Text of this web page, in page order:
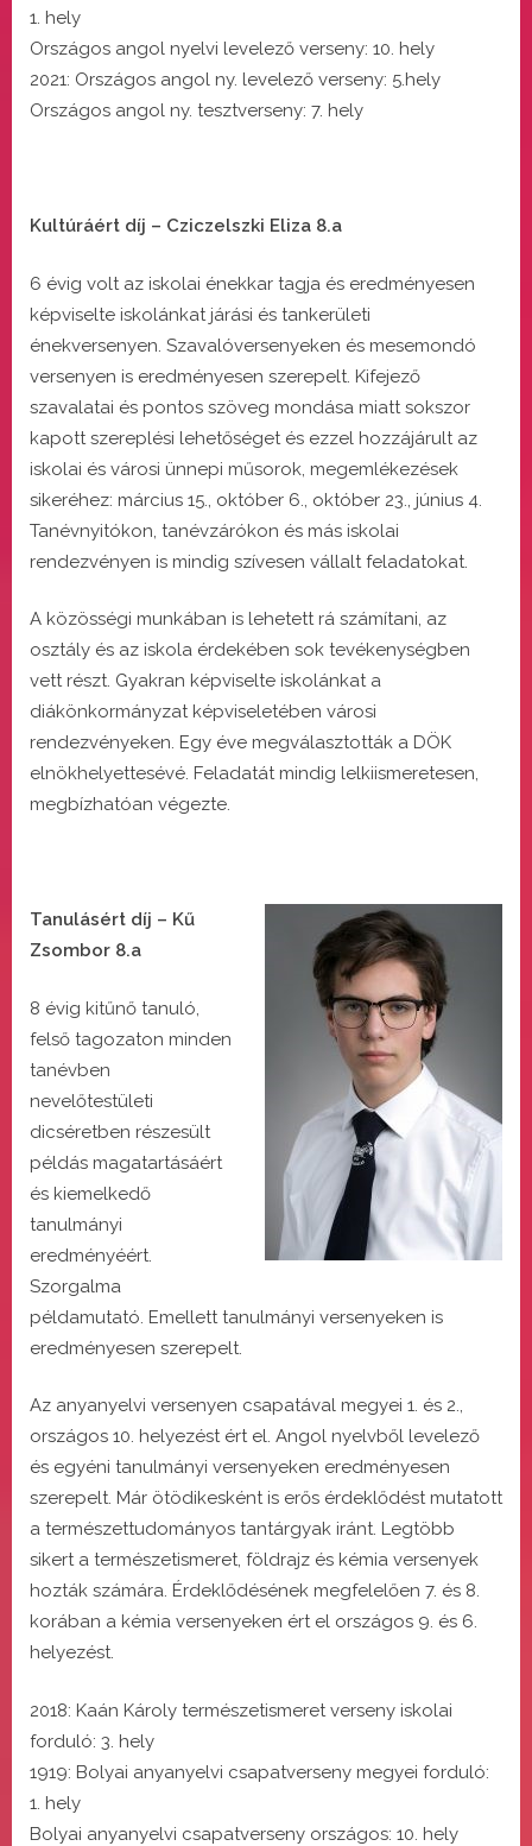
1. hely
Országos angol nyelvi levelező verseny: 10. hely
2021: Országos angol ny. levelező verseny: 5.hely
Országos angol ny. tesztverseny: 7. hely
Kultúráért díj – Cziczelszki Eliza 8.a
6 évig volt az iskolai énekkar tagja és eredményesen
képviselte iskolánkat járási és tankerületi
énekversenyen. Szavalóversenyeken és mesemondó
versenyen is eredményesen szerepelt. Kifejező
szavalatai és pontos szöveg mondása miatt sokszor
kapott szereplési lehetőséget és ezzel hozzájárult az
iskolai és városi ünnepi műsorok, megemlékezések
sikeréhez: március 15., október 6., október 23., június 4.
Tanévnyitókon, tanévzárókon és más iskolai
rendezvényen is mindig szívesen vállalt feladatokat.
A közösségi munkában is lehetett rá számítani, az
osztály és az iskola érdekében sok tevékenységben
vett részt. Gyakran képviselte iskolánkat a
diákönkormányzat képviseletében városi
rendezvényeken. Egy éve megválasztották a DÖK
elnökhelyettesévé. Feladatát mindig lelkiismeretesen,
megbízhatóan végezte.
Tanulásért díj – Kű
Zsombor 8.a
8 évig kitűnő tanuló,
felső tagozaton minden
tanévben
nevelőtestületi
dicséretben részesült
példás magatartásáért
és kiemelkedő
tanulmányi
eredményéért.
Szorgalma
példamutató. Emellett tanulmányi versenyeken is
eredményesen szerepelt.
Az anyanyelvi versenyen csapatával megyei 1. és 2.,
országos 10. helyezést ért el. Angol nyelvből levelező
és egyéni tanulmányi versenyeken eredményesen
szerepelt. Már ötödikesként is erős érdeklődést mutatott
a természettudományos tantárgyak iránt. Legtöbb
sikert a természetismeret, földrajz és kémia versenyek
hozták számára. Érdeklődésének megfelelően 7. és 8.
korában a kémia versenyeken ért el országos 9. és 6.
helyezést.
2018: Kaán Károly természetismeret verseny iskolai
forduló: 3. hely
1919: Bolyai anyanyelvi csapatverseny megyei forduló:
1. hely
Bolyai anyanyelvi csapatverseny országos: 10. hely